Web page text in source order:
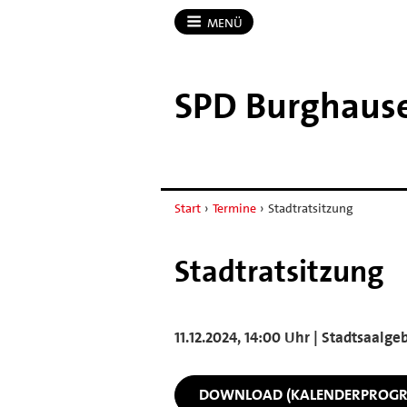
MENÜ
SPD
Start › Termine › Stadtratsitzung
Stadtratsitzung
11.12.2024, 14:00 Uhr |
DOWNLOAD